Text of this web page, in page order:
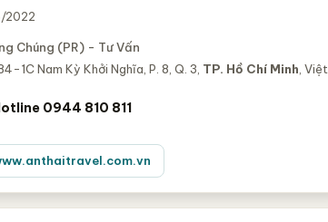
2022
Chúng (PR) - Tư Vấn
1C Nam Kỳ Khởi Nghĩa, P. 8, Q. 3, TP. Hồ Chí Minh , Việt
0944 810 811